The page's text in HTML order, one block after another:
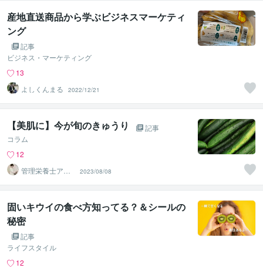
産地直送商品から学ぶビジネスマーケティ
ング
記事
ビジネス・マーケティング
13
よしくんまる
2022/12/21
【美肌に】今が旬のきゅうり
記事
コラム
12
管理栄養士アオ
イ 村中一帆ママ
が楽する食
2023/08/08
固いキウイの食べ方知ってる？＆シールの
秘密
記事
ライフスタイル
12